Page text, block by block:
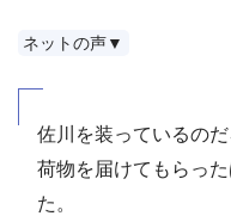
ネットの声▼
佐川を装っているの
荷物を届けてもらっ
た。